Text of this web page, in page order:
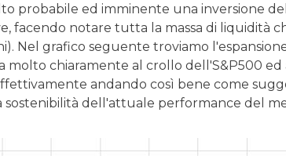
probabile ed imminente una inversione
facendo notare tutta la massa di liquidità
Nel grafico seguente troviamo
molto chiaramente al crollo dell'S&P500 ed
andando così bene come
sostenibilità dell'attuale performance del